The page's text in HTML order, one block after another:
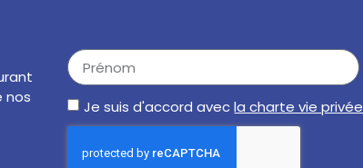
nos
Je suis d'accord avecla charte vie privée